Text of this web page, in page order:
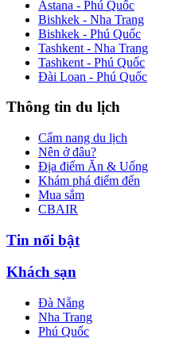
Astana - Phú Quốc
Bishkek - Nha Trang
Bishkek - Phú Quốc
Tashkent - Nha Trang
Tashkent - Phú Quốc
Đài Loan - Phú Quốc
Thông tin du lịch
Cẩm nang du lịch
Nên ở đâu?
Địa điểm Ăn & Uống
Khám phá điểm đến
Mua sắm
CBAIR
Tin nổi bật
Khách sạn
Đà Nẵng
Nha Trang
Phú Quốc